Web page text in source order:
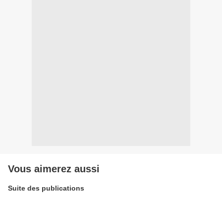
Vous aimerez aussi
Suite des publications